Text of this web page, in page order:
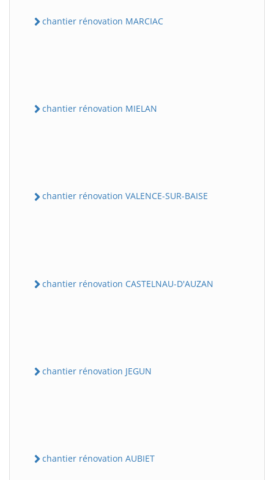
chantier rénovation MARCIAC
chantier rénovation MIELAN
chantier rénovation VALENCE-SUR-BAISE
chantier rénovation CASTELNAU-D'AUZAN
chantier rénovation JEGUN
chantier rénovation AUBIET